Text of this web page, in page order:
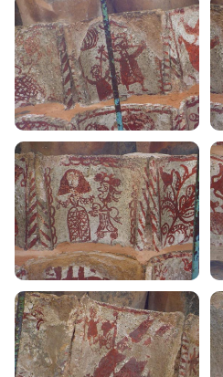
Galeria d'imatges